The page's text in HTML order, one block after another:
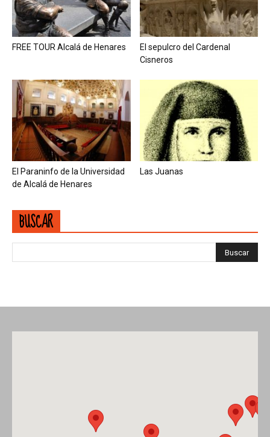
FREE TOUR Alcalá de Henares
El sepulcro del Cardenal
Cisneros
El Paraninfo de la Universidad
de Alcalá de Henares
Las Juanas
BUSCAR